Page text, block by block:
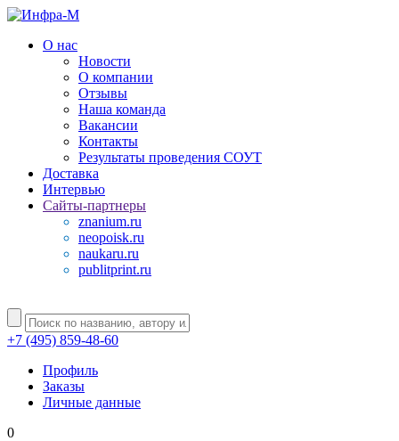
О нас
Новости
О компании
Отзывы
Наша команда
Вакансии
Контакты
Результаты проведения СОУТ
Доставка
Интервью
Сайты-партнеры
znanium.ru
neopoisk.ru
naukaru.ru
publitprint.ru
+7 (495) 859-48-60
Профиль
Заказы
Личные данные
0